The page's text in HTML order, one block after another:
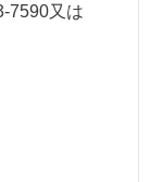
7590又は